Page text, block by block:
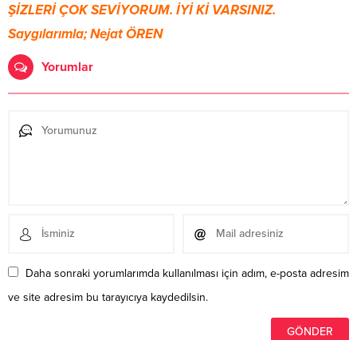
ŞİZLERİ ÇOK SEVİYORUM. İYİ Kİ VARSINIZ.
Saygılarımla; Nejat ÖREN
Yorumlar
Daha sonraki yorumlarımda kullanılması için adım, e-posta adresim
ve site adresim bu tarayıcıya kaydedilsin.